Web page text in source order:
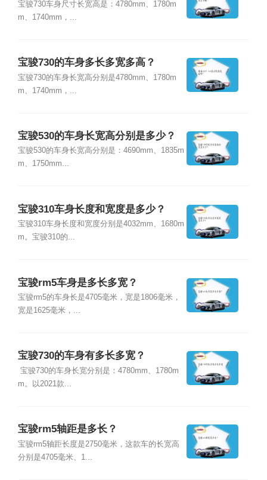
宝骏730车身尺寸长宽高是：4780mm、1780m
m、1740mm，...
宝骏730的车身多长多宽多高？
宝骏730的车身长宽高分别是4780mm、1780m
m、1740mm，...
宝骏530的车身长宽高分别是多少？
宝骏530的车身长宽高分别是：4690mm、1835m
m、1750mm...
宝骏310车身长度和宽度是多少？
宝骏310车身长度和宽度分别是4032mm、1680m
m。宝骏310的...
宝骏rm5车身是多长多宽？
宝骏rm5的车身长是4705毫米，宽是1806毫米，
宽是1625毫米，...
宝骏730的车身有多长多宽？
宝骏730的车身长宽分别是：4780mm、1780m
m。以2021款...
宝骏rm5轴距是多长？
宝骏rm5轴距长度是2750毫米，这款车的长宽高
分别是4705毫米、1...